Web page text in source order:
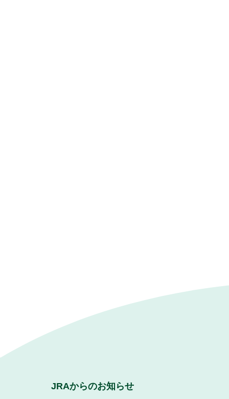
JRAからのお知らせ